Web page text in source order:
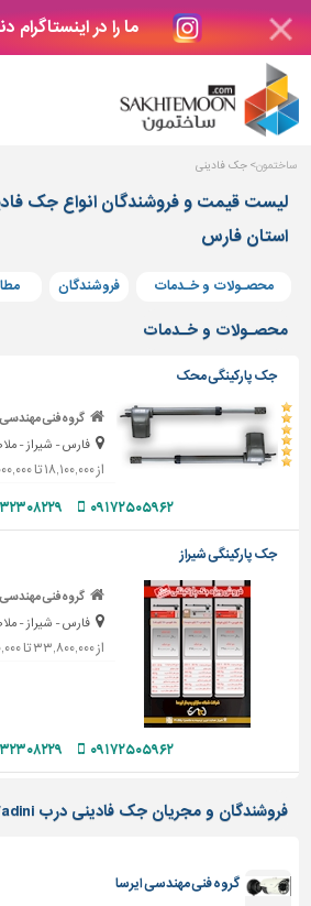
ما را در اینستاگرام
دکوراسیون
بتن
های
بتنی
درب
پنجره
مصالح
پله،
نرده
حفاظ
و
سنگ
سرویس
بهداشتی
ابزار،یراق
و
ماشین
محوطه
و
نما
ساختمون جک فادینی
لیست قیمت و فروشندگان انواع جک
استان فارس
محصـولات و خـدمات فروشندگان
محصـولات و خـدمات
جک پارکینگی محک
گروه فنی مهندسی
فارس - شیراز -
از ۱۸,۱۰۰,۰۰۰ تا ۴۰,۰۰۰,۰۰۰ تومان
۰۹۱۷۲۵۰۵۹۶۲
جک پارکینگی شیراز
گروه فنی مهندسی
فارس - شیراز -
از ۳۳,۸۰۰,۰۰۰ تا ۴۰,۰۰۰,۰۰۰ تومان
۰۹۱۷۲۵۰۵۹۶۲
فروشندگان و مجریان جک فادینی درب Fadini در شیراز
گروه فنی مهندسی ایرسا